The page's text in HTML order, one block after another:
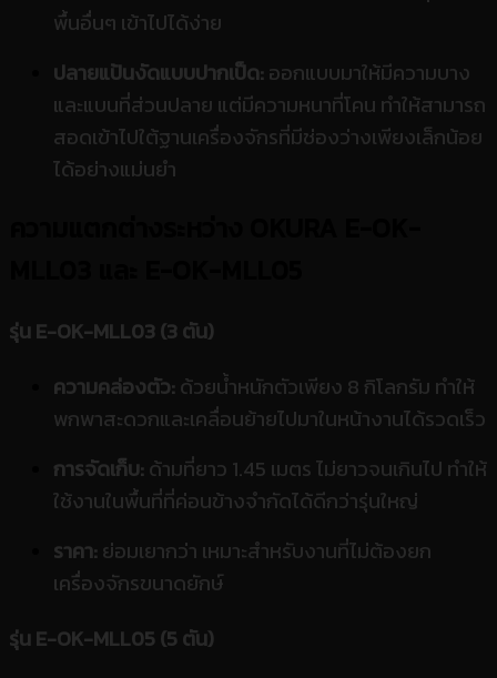
พื้นอื่นๆ เข้าไปได้ง่าย
ปลายแป้นงัดแบบปากเป็ด: ออกแบบมาให้มีความบาง
และแบนที่ส่วนปลาย แต่มีความหนาที่โคน ทำให้สามารถ
สอดเข้าไปใต้ฐานเครื่องจักรที่มีช่องว่างเพียงเล็กน้อย
ได้อย่างแม่นยำ
รุ่น E-OK-MLL03 (3 ตัน)
ความคล่องตัว: ด้วยน้ำหนักตัวเพียง 8 กิโลกรัม ทำให้
พกพาสะดวกและเคลื่อนย้ายไปมาในหน้างานได้รวดเร็ว
การจัดเก็บ: ด้ามที่ยาว 1.45 เมตร ไม่ยาวจนเกินไป ทำให้
ใช้งานในพื้นที่ที่ค่อนข้างจำกัดได้ดีกว่ารุ่นใหญ่
ราคา: ย่อมเยากว่า เหมาะสำหรับงานที่ไม่ต้องยก
เครื่องจักรขนาดยักษ์
รุ่น E-OK-MLL05 (5 ตัน)